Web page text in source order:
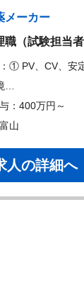
メーカー
職（試験担当者
① PV、CV、安
…
：400万円～
山
人の詳細へ